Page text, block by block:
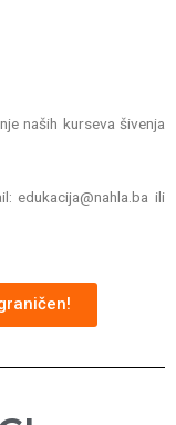
naših kurseva šivenja
edukacija@nahla.ba ili